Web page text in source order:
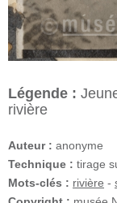
Légende :
rivière
Auteur : anonyme
Technique : tirage
Mots-clés : rivière -